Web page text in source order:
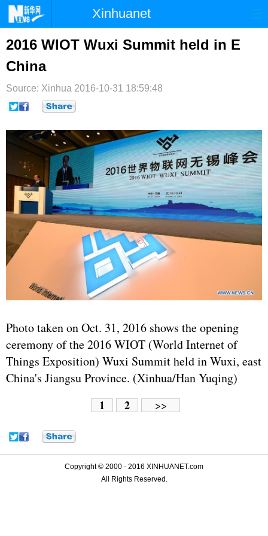
Xinhuanet
首页 时政 国际 港澳
台湾
纪检 体育 科技
文娱
博客 微博
2016 WIOT Wuxi Summit held in E
China
Source: Xinhua 2016-10-31 18:59:48
Photo taken on Oct. 31, 2016 shows the opening
ceremony of the 2016 WIOT (World Internet of
Things Exposition) Wuxi Summit held in Wuxi, east
China's Jiangsu Province. (Xinhua/Han Yuqing)
1 2 >>
Copyright © 2000 - 2016 XINHUANET.com
All Rights Reserved.